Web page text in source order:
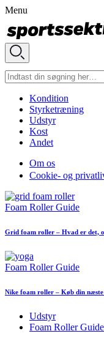
Menu
Kondition
Styrketræning
Udstyr
Kost
Andet
Om os
Cookie- og
Foam Roller Guide
Grid foam roller – Hvad er det,
Foam Roller Guide
Nike foam roller – Køb din
Udstyr
Foam Roller Guide